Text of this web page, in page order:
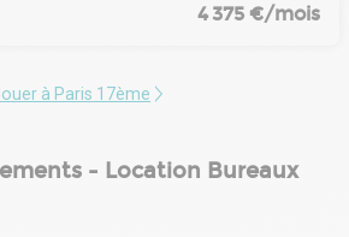
4 375 €/mois
à Paris 17ème
- Location Bureaux